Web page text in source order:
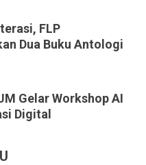
FLP
Dua Buku Antologi
Gelar Workshop AI
Digital